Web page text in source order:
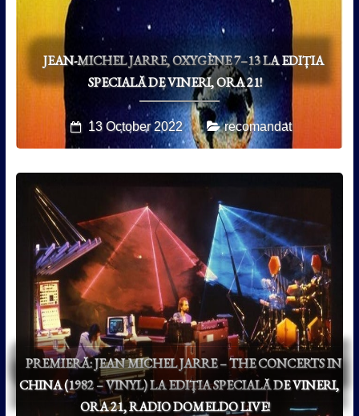
JEAN-MICHEL JARRE, OXYGÈNE 7–13 LA EDIȚIA
SPECIALĂ DE VINERI, ORA 21!
13 October 2022 recomandat
PREMIERĂ: JEAN MICHEL JARRE – THE CONCERTS IN
CHINA (1982 – VINYL) LA EDIȚIA SPECIALĂ DE VINERI,
ORA 21, RADIO DOMELDO LIVE!